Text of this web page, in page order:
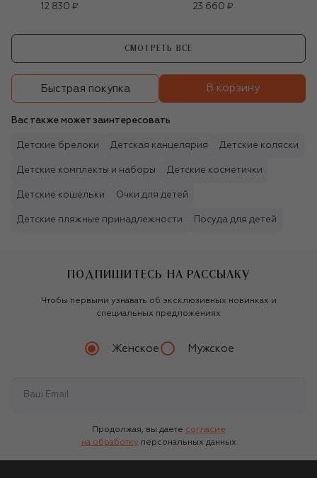
12 830 ₽
23 660 ₽
СМОТРЕТЬ ВСЕ
Быстрая покупка В корзину
Вас также может заинтересовать
Детские брелоки Детская канцелярия Детские коляски
Детские комплекты и наборы Детские косметички
Детские кошельки Очки для детей
Детские пляжные принадлежности Посуда для детей
ПОДПИШИТЕСЬ НА РАССЫЛКУ
Чтобы первыми узнавать об эксклюзивных новинках и
специальных предложениях
Женское Мужское
Продолжая, вы даете согласие
на обработку персональных данных